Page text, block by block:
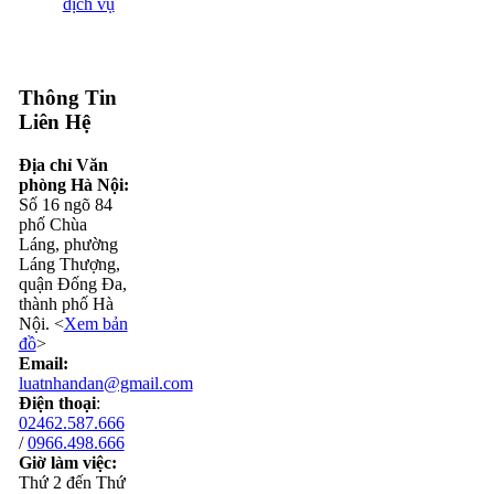
dịch vụ
Thông Tin
Liên Hệ
Địa chỉ Văn
phòng Hà Nội:
Số 16 ngõ 84
phố Chùa
Láng, phường
Láng Thượng,
quận Đống Đa,
thành phố Hà
Nội. <Xem bản
đồ>
Email:
luatnhandan@gmail.com
Điện thoại:
02462.587.666
/0966.498.666
Giờ làm việc:
Thứ 2 đến Thứ